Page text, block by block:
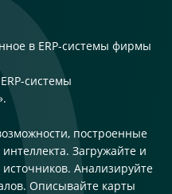
в ERP-системы фирмы
системы
построенные
Загружайте и
Анализируйте
Описывайте карты